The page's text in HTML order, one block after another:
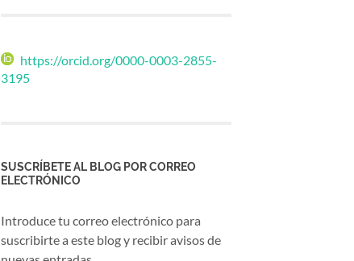
https://orcid.org/0000-0003-2855-
3195
SUSCRÍBETE AL BLOG POR CORREO
ELECTRÓNICO
Introduce tu correo electrónico para
suscribirte a este blog y recibir avisos de